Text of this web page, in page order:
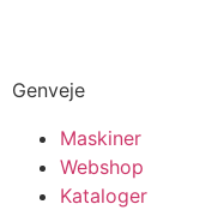
Genveje
Maskiner
Webshop
Kataloger